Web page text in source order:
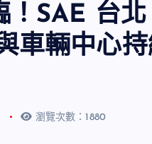
！SAE 台
車輛中心
瀏覽次數：1880